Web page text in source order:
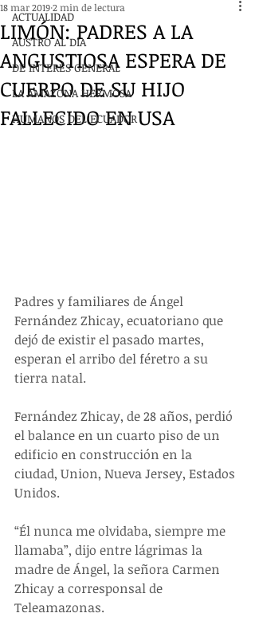
ACTUALIDAD
AUSTRO AL DÍA
DE INTERÉS GENERAL
LA AMAZONA HERMOSA
HUMANOS DEL ECUADOR
LIMÓN: PADRES A LA
ANGUSTIOSA ESPERA DE
CUERPO DE SU HIJO
FALLECIDO EN USA
18 mar 20192 min de lectura
Padres y familiares de Ángel
Fernández Zhicay, ecuatoriano que
dejó de existir el pasado martes,
esperan el arribo del féretro a su
tierra natal.
Fernández Zhicay, de 28 años, perdió
el balance en un cuarto piso de un
edificio en construcción en la
ciudad, Union, Nueva Jersey, Estados
Unidos.
“Él nunca me olvidaba, siempre me
llamaba”, dijo entre lágrimas la
madre de Ángel, la señora Carmen
Zhicay a corresponsal de
Teleamazonas.